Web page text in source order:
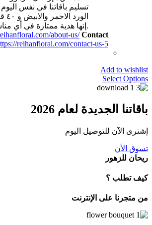
تسليم باقاتنا في نفس
.إنها هدية ممتازة في أي
about-us/ Contact
reihanfloral.com/contact-us-5/
Add to wishlist
Select Options
باقاتنا الجديدة لعام 2026
إشترى الآن للتوصيل اليوم
تسوق الأن
ريحان للزهور
كيف تطلب ؟
من متجرنا على الإنترنت